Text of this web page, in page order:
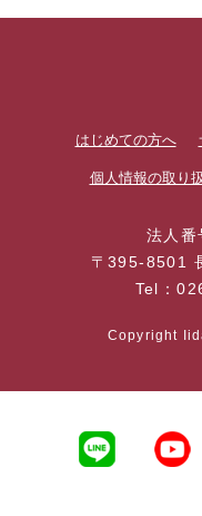
はじめての方へ
個人情報の取り
法人
〒395-8501
Tel：
Copyright